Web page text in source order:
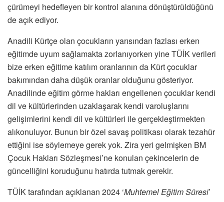
çürümeyi hedefleyen bir kontrol alanına dönüştürüldüğünü
de açık ediyor.
Anadili Kürtçe olan çocukların yarısından fazlası erken
eğitimde uyum sağlamakta zorlanıyorken yine TÜİK verileri
bize erken eğitime katılım oranlarının da Kürt çocuklar
bakımından daha düşük oranlar olduğunu gösteriyor.
Anadilinde eğitim görme hakları engellenen çocuklar kendi
dil ve kültürlerinden uzaklaşarak kendi varoluşlarını
gelişimlerini kendi dil ve kültürleri ile gerçekleştirmekten
alıkonuluyor. Bunun bir özel savaş politikası olarak tezahür
ettiğini ise söylemeye gerek yok. Zira yeri gelmişken BM
Çocuk Hakları Sözleşmesi’ne konulan çekincelerin de
güncelliğini koruduğunu hatırda tutmak gerekir.
TÜİK tarafından açıklanan 2024 ‘Muhtemel Eğitim Süresi’